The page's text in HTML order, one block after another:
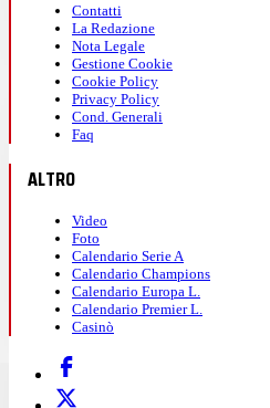
Contatti
La Redazione
Nota Legale
Gestione Cookie
Cookie Policy
Privacy Policy
Cond. Generali
Faq
ALTRO
Video
Foto
Calendario Serie A
Calendario Champions
Calendario Europa L.
Calendario Premier L.
Casinò